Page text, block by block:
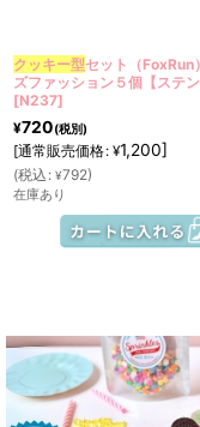
クッキー型セット（FoxRun
ズファッション５個【ステン
[N237]
¥720(税別)
[通常販売価格: ¥1,200]
(税込 : ¥792)
在庫あり